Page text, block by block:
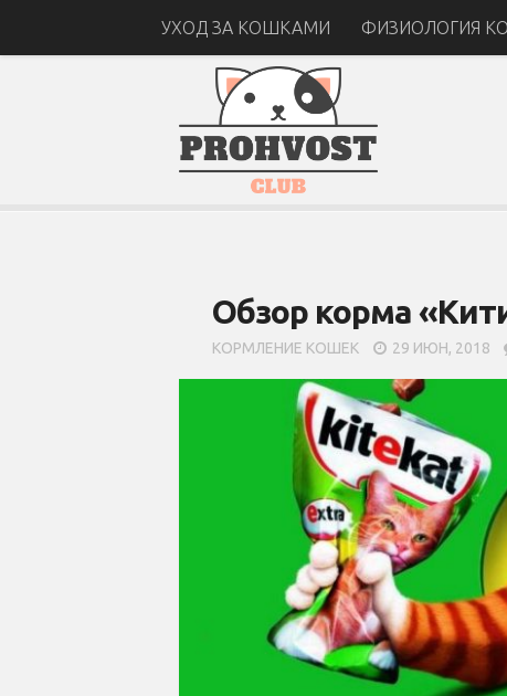
УХОД ЗА КОШКАМИ ФИЗИОЛОГИЯ
Обзор корма
КОРМЛЕНИЕ КОШЕК 29 ИЮН, 2018